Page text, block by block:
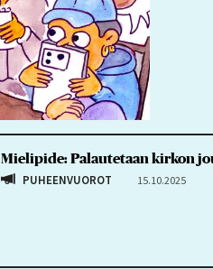
Mielipide: Palautetaan kirkon
PUHEENVUOROT 15.10.2025